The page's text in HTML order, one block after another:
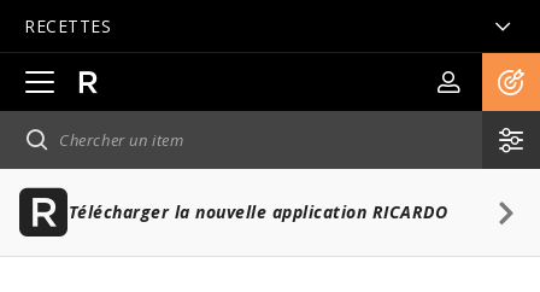
RECETTES
Ouvrir
la
navigation
principale
Télécharger la nouvelle application RICARDO